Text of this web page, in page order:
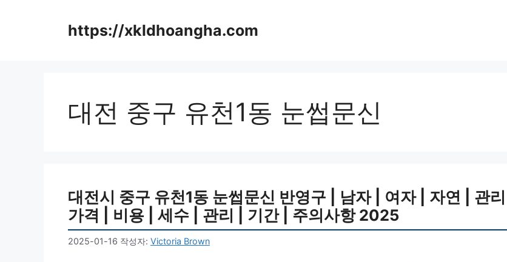
https://xkldhoangha.com
대전 중구 유천1동 눈썹문신
대전시 중구 유천1동 눈썹문신 반영구 | 남자 | 여자 | 자연 | 관리 |
가격 | 비용 | 세수 | 관리 | 기간 | 주의사항 2025
2025-01-16 작성자: Victoria Brown